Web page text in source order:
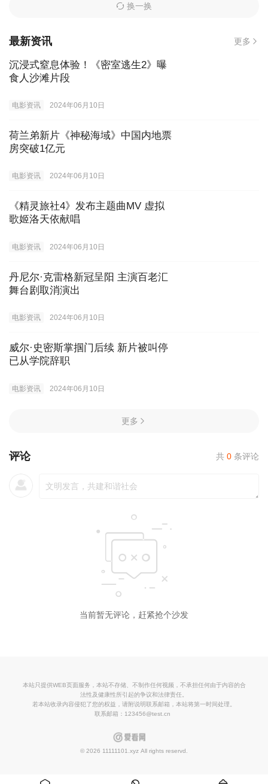
换一换
最新资讯 更多
沉浸式窒息体验！《密室逃生2》曝
食人沙滩片段
电影资讯 2024年06月10日
荷兰弟新片《神秘海域》中国内地票
房突破1亿元
电影资讯 2024年06月10日
《精灵旅社4》发布主题曲MV 虚拟
歌姬洛天依献唱
电影资讯 2024年06月10日
丹尼尔·克雷格新冠呈阳 主演百老汇
舞台剧取消演出
电影资讯 2024年06月10日
威尔·史密斯掌掴门后续 新片被叫停
已从学院辞职
电影资讯 2024年06月10日
更多
评论 共 0 条评论
当前暂无评论，赶紧抢个沙发
本站只提供WEB页面服务，本站不存储、不制作任何视频，不承担任何由于内容的合
法性及健康性所引起的争议和法律责任。
若本站收录内容侵犯了您的权益，请附说明联系邮箱，本站将第一时间处理。
联系邮箱：123456@test.cn
© 2026 11111101.xyz All rights reservd.